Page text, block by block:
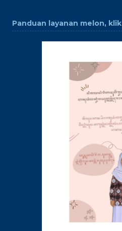
Panduan layanan melon, klik